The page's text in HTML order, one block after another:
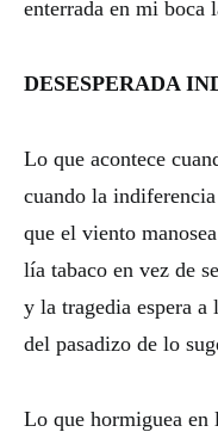
enterrada en mi boca
DESESPERADA
Lo que acontece
cuando la indiferencia
que el viento manosea
lía tabaco en vez de
y la tragedia espera a
del pasadizo de lo
Lo que hormiguea en